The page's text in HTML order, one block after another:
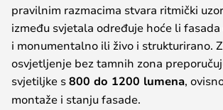
pravilnim razmacima stvara ritmički
između svjetala određuje hoće li
i monumentalno ili živo i strukturirano.
osvjetljenje bez tamnih zona
svjetiljke s800 do 1200 lumena,
montaže i stanju fasade.